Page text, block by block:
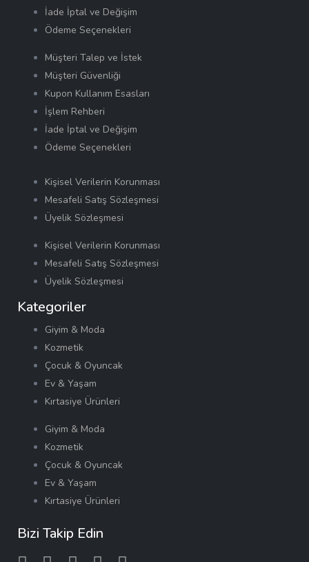
İade İptal ve Değişim
Ödeme Seçenekleri
Müşteri Talep ve İstek
Müşteri Güvenliği
Kupon Kullanım Esasları
İşlem Rehberi
İade İptal ve Değişim
Ödeme Seçenekleri
Kişisel Verilerin Korunması
Mesafeli Satış Sözleşmesi
Üyelik Sözleşmesi
Kişisel Verilerin Korunması
Mesafeli Satış Sözleşmesi
Üyelik Sözleşmesi
Kategoriler
Giyim & Moda
Kozmetik
Çocuk & Oyuncak
Ev & Yaşam
Kırtasiye Ürünleri
Giyim & Moda
Kozmetik
Çocuk & Oyuncak
Ev & Yaşam
Kırtasiye Ürünleri
Bizi Takip Edin